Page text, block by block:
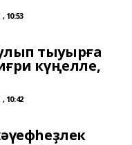
10:53
тыуырға
күңелле,
10:42